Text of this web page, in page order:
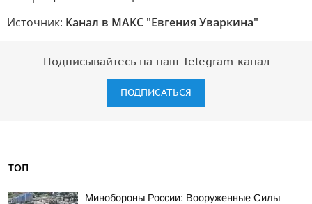
Источник: Канал в МАКС "Евгения Уваркина"
Подписывайтесь на наш Telegram-канал
ПОДПИСАТЬСЯ
ТОП
Минобороны России: Вооруженные Силы